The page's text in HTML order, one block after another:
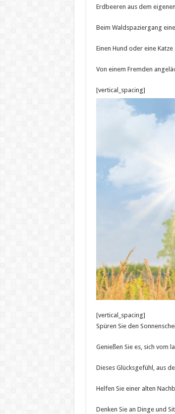
Erdbeeren aus dem
Beim Waldspaziergang
Einen Hund oder eine Katze
Von einem Fremden
[vertical_spacing]
[vertical_spacing]
Spüren Sie den
Genießen Sie es, sich vom
Dieses Glücksgefühl, aus
Helfen Sie einer alten
Denken Sie an Dinge und